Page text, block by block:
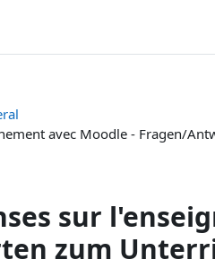
avec Moodle - Fragen/
sur
zum